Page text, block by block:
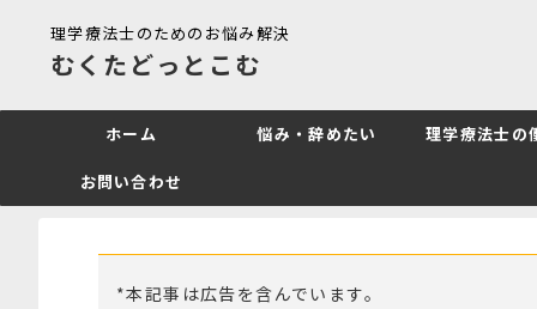
理学療法士のためのお悩み解決
むくたどっとこむ
ホーム 悩み・辞めたい 理学療法士の
お問い合わせ
*本記事は広告を含んでいます。